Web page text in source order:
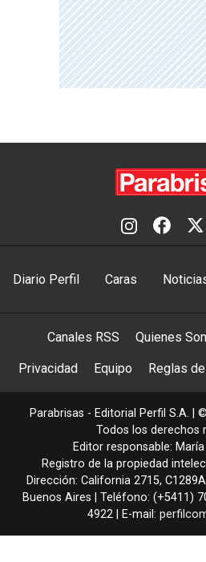
Diario Perfil Caras
Canales RSS Quienes
Privacidad Equipo Reglas
Parabrisas - Editorial Perfil S.A. |
Todos los derechos
Editor responsable:
Registro de la propiedad
Dirección: California 2715,
Buenos Aires | Teléfono: (+5411)
4922 | E-mail: